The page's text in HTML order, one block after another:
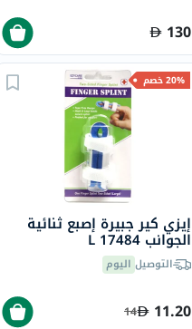
130
20% خصم
إيزي كير جبيرة إصبع ثنائية
الجوانب L 17484
التوصيل اليوم
11.20
14